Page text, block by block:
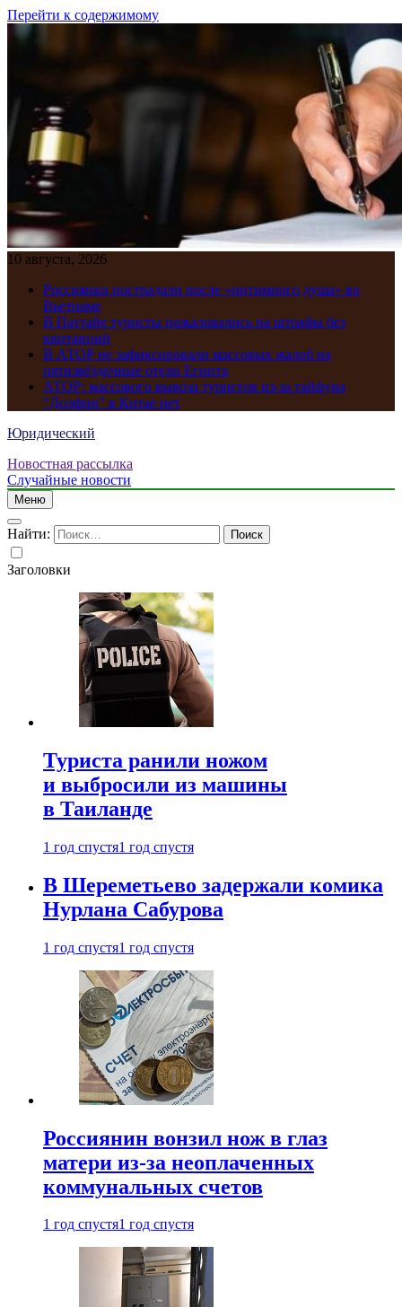
Перейти к содержимому
10 августа, 2026
Россиянки пострадали после «интимного душа» во
Вьетнаме
В Паттайе туристы пожаловались на штрафы без
квитанций
В АТОР не зафиксировали массовых жалоб на
пятизвёздочные отели Египта
АТОР: массового вывоза туристов из-за тайфуна
“Долфин” в Китае нет
Юридический
Новостная рассылка
Случайные новости
Меню
Найти:
Заголовки
Туриста ранили ножом
и выбросили из машины
в Таиланде
1 год спустя1 год спустя
В Шереметьево задержали комика
Нурлана Сабурова
1 год спустя1 год спустя
Россиянин вонзил нож в глаз
матери из-за неоплаченных
коммунальных счетов
1 год спустя1 год спустя